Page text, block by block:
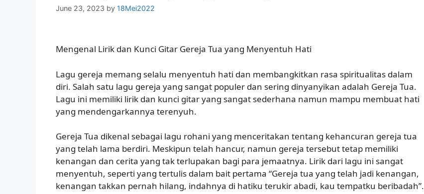
June 23, 2023 by 18Mei2022
Mengenal Lirik dan Kunci Gitar Gereja Tua yang Menyentuh Hati
Lagu gereja memang selalu menyentuh hati dan membangkitkan rasa spiritualitas dalam
diri. Salah satu lagu gereja yang sangat populer dan sering dinyanyikan adalah Gereja Tua.
Lagu ini memiliki lirik dan kunci gitar yang sangat sederhana namun mampu membuat hati
yang mendengarkannya terenyuh.
Gereja Tua dikenal sebagai lagu rohani yang menceritakan tentang kehancuran gereja tua
yang telah lama berdiri. Meskipun telah hancur, namun gereja tersebut tetap memiliki
kenangan dan cerita yang tak terlupakan bagi para jemaatnya. Lirik dari lagu ini sangat
menyentuh, seperti yang tertulis dalam bait pertama “Gereja tua yang telah jadi kenangan,
kenangan takkan pernah hilang, indahnya di hatiku terukir abadi, kau tempatku beribadah”.